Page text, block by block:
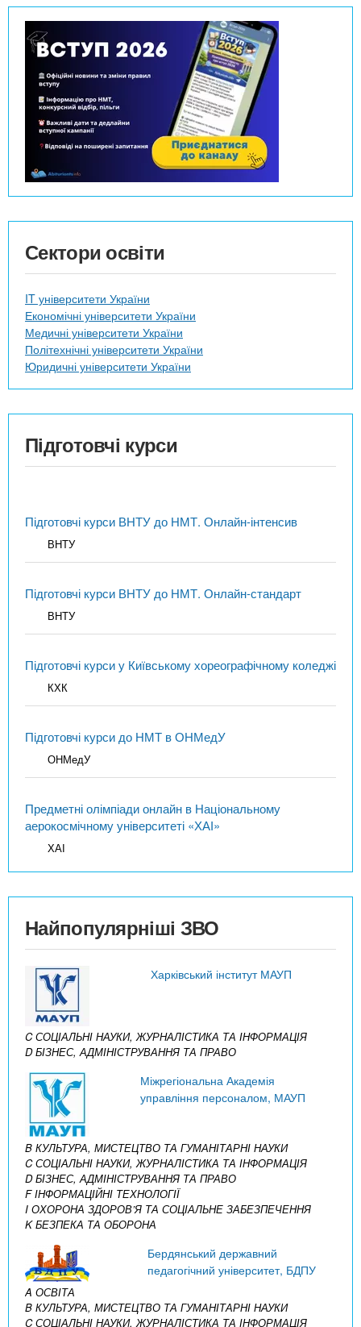
Сектори освіти
IT університети України
Економічні університети України
Медичні університети України
Політехнічні університети України
Юридичні університети України
Підготовчі курси
Підготовчі курси ВНТУ до НМТ. Онлайн-інтенсив
ВНТУ
Підготовчі курси ВНТУ до НМТ. Онлайн-стандарт
ВНТУ
Підготовчі курси у Київському хореографічному коледжі
КХК
Підготовчі курси до НМТ в ОНМедУ
ОНМедУ
Предметні олімпіади онлайн в Національному
аерокосмічному університеті «ХАІ»
ХАІ
Найпопулярніші ЗВО
Харківський інститут МАУП
C СОЦІАЛЬНІ НАУКИ, ЖУРНАЛІСТИКА ТА ІНФОРМАЦІЯ
D БІЗНЕС, АДМІНІСТРУВАННЯ ТА ПРАВО
Міжрегіональна Академія
управління персоналом, МАУП
B КУЛЬТУРА, МИСТЕЦТВО ТА ГУМАНІТАРНІ НАУКИ
C СОЦІАЛЬНІ НАУКИ, ЖУРНАЛІСТИКА ТА ІНФОРМАЦІЯ
D БІЗНЕС, АДМІНІСТРУВАННЯ ТА ПРАВО
F ІНФОРМАЦІЙНІ ТЕХНОЛОГІЇ
I ОХОРОНА ЗДОРОВ’Я ТА СОЦІАЛЬНЕ ЗАБЕЗПЕЧЕННЯ
K БЕЗПЕКА ТА ОБОРОНА
Бердянський державний
педагогічний університет, БДПУ
A ОСВІТА
B КУЛЬТУРА, МИСТЕЦТВО ТА ГУМАНІТАРНІ НАУКИ
C СОЦІАЛЬНІ НАУКИ, ЖУРНАЛІСТИКА ТА ІНФОРМАЦІЯ